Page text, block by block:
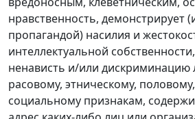
нравственность, демонстрирует
пропагандой) насилия и
интеллектуальной
ненависть и/или дискриминацию
расовому, этническому,
социальному признакам,